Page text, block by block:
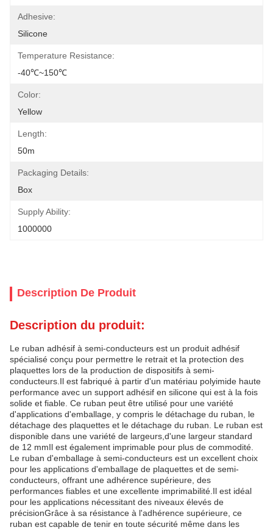
Adhesive:
Silicone
Temperature Resistance:
-40℃~150℃
Color:
Yellow
Length:
50m
Packaging Details:
Box
Supply Ability:
1000000
Description De Produit
Description du produit:
Le ruban adhésif à semi-conducteurs est un produit adhésif
spécialisé conçu pour permettre le retrait et la protection des
plaquettes lors de la production de dispositifs à semi-
conducteurs.Il est fabriqué à partir d'un matériau polyimide haute
performance avec un support adhésif en silicone qui est à la fois
solide et fiable. Ce ruban peut être utilisé pour une variété
d'applications d'emballage, y compris le détachage du ruban, le
détachage des plaquettes et le détachage du ruban. Le ruban est
disponible dans une variété de largeurs,d'une largeur standard
de 12 mmIl est également imprimable pour plus de commodité.
Le ruban d'emballage à semi-conducteurs est un excellent choix
pour les applications d'emballage de plaquettes et de semi-
conducteurs, offrant une adhérence supérieure, des
performances fiables et une excellente imprimabilité.Il est idéal
pour les applications nécessitant des niveaux élevés de
précisionGrâce à sa résistance à l'adhérence supérieure, ce
ruban est capable de tenir en toute sécurité même dans les